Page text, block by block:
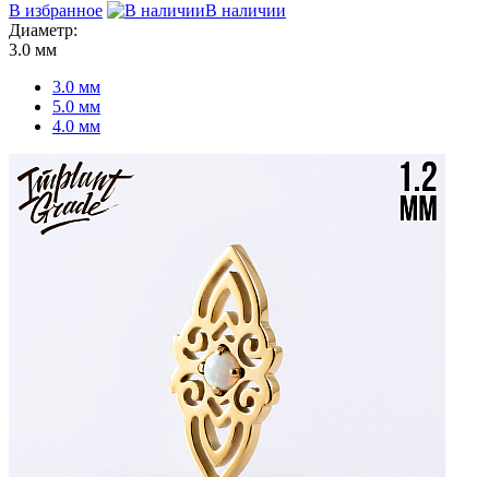
В избранное
В наличии
Диаметр:
3.0 мм
3.0 мм
5.0 мм
4.0 мм